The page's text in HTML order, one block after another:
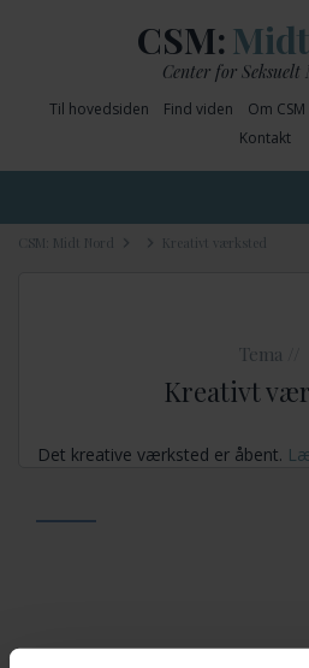
CSM:
Center for Seksuelt
Til hovedsiden Find viden Om CSM
Kontakt
CSM: Midt Nord Kreativt værksted
Tema //
Kreativt
Det kreative værksted er åbent.